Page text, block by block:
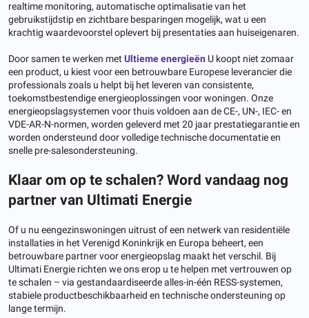
realtime monitoring, automatische optimalisatie van het
gebruikstijdstip en zichtbare besparingen mogelijk, wat u een
krachtig waardevoorstel oplevert bij presentaties aan huiseigenaren.
Door samen te werken met Ultieme energieën U koopt niet zomaar
een product, u kiest voor een betrouwbare Europese leverancier die
professionals zoals u helpt bij het leveren van consistente,
toekomstbestendige energieoplossingen voor woningen. Onze
energieopslagsystemen voor thuis voldoen aan de CE-, UN-, IEC- en
VDE-AR-N-normen, worden geleverd met 20 jaar prestatiegarantie en
worden ondersteund door volledige technische documentatie en
snelle pre-salesondersteuning.
Klaar om op te schalen? Word vandaag nog
partner van Ultimati Energie
Of u nu eengezinswoningen uitrust of een netwerk van residentiële
installaties in het Verenigd Koninkrijk en Europa beheert, een
betrouwbare partner voor energieopslag maakt het verschil. Bij
Ultimati Energie richten we ons erop u te helpen met vertrouwen op
te schalen – via gestandaardiseerde alles-in-één RESS-systemen,
stabiele productbeschikbaarheid en technische ondersteuning op
lange termijn.